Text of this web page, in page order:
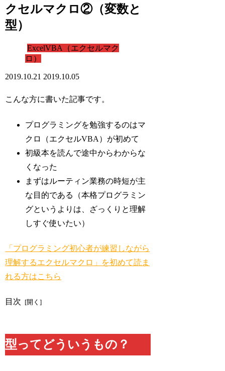
クセルマクロ②（変数と
型）
ExcelVBA（エクセルマク
ロ）
2019.10.21 2019.10.05
こんな方に書いた記事です。
プログラミングを勉強するのはマ
クロ（エクセルVBA）が初めて
初級本を読んで途中からわからな
くなった
まずはルーティン業務の時短が主
な目的である（本格プログラミン
グというよりは、ざっくりと理解
しすぐ使いたい）
「プログラミング初心者が練習しながら
理解するエクセルマクロ」を初めて読ま
れる方はこちら
目次
型ってどういうもの？